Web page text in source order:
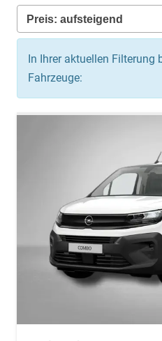
In Ihrer aktuellen Filterung
Fahrzeuge: